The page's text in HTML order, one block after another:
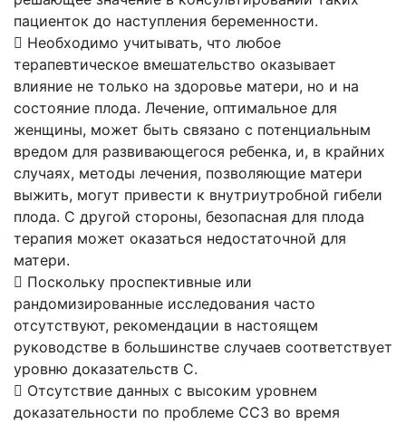
пациенток до наступления беременности.
 Необходимо учитывать, что любое
терапевтическое вмешательство оказывает
влияние не только на здоровье матери, но и на
состояние плода. Лечение, оптимальное для
женщины, может быть связано с потенциальным
вредом для развивающегося ребенка, и, в крайних
случаях, методы лечения, позволяющие матери
выжить, могут привести к внутриутробной гибели
плода. С другой стороны, безопасная для плода
терапия может оказаться недостаточной для
матери.
 Поскольку проспективные или
рандомизированные исследования часто
отсутствуют, рекомендации в настоящем
руководстве в большинстве случаев соответствует
уровню доказательств С.
 Отсутствие данных с высоким уровнем
доказательности по проблеме ССЗ во время